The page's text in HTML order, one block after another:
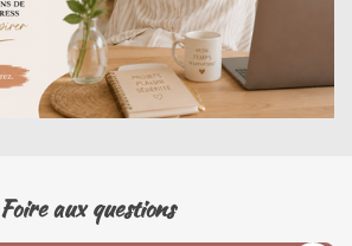
Foire aux questions